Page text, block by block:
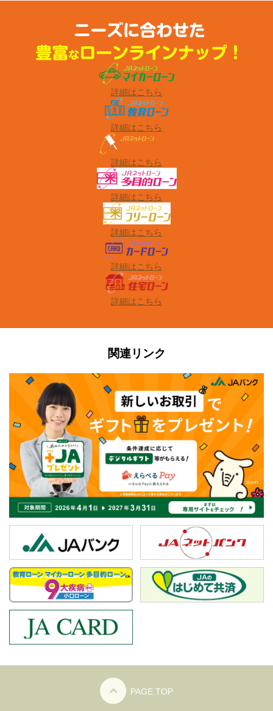
詳細はこちら
詳細はこちら
詳細はこちら
詳細はこちら
詳細はこちら
詳細はこちら
詳細はこちら
関連リンク
PAGE TOP